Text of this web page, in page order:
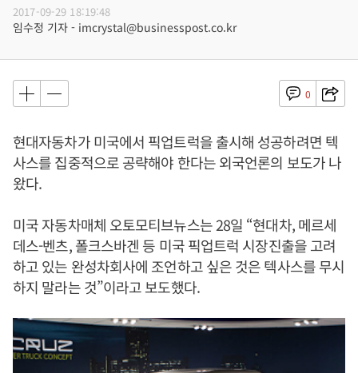
2017-09-29 18:19:48
임수정 기자 - imcrystal@businesspost.co.kr
0
현대자동차가 미국에서 픽업트럭을 출시해 성공하려면 텍
사스를 집중적으로 공략해야 한다는 외국언론의 보도가 나
왔다.
미국 자동차매체 오토모티브뉴스는 28일 “현대차, 메르세
데스-벤츠, 폴크스바겐 등 미국 픽업트럭 시장진출을 고려
하고 있는 완성차회사에 조언하고 싶은 것은 텍사스를 무시
하지 말라는 것”이라고 보도했다.